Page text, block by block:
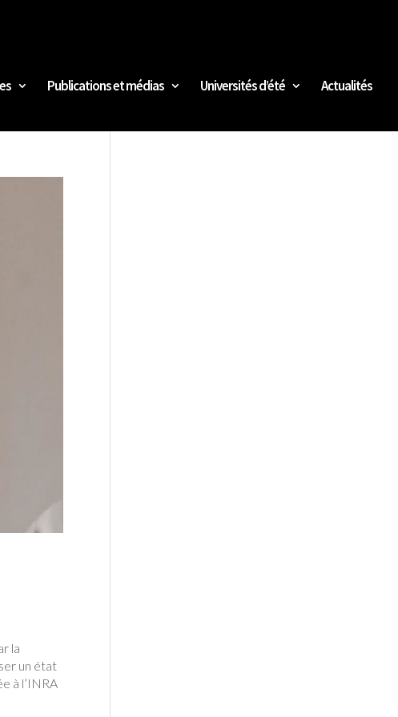
Publications et médias Universités d’été Actualités
la
un état
à l’INRA